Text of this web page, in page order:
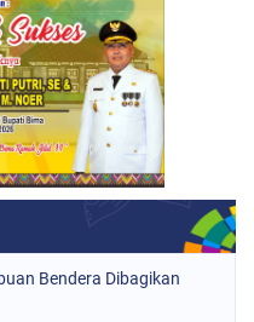
Bendera Dibagikan